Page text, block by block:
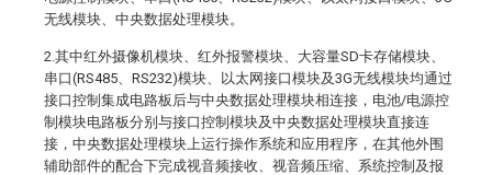
无线模块、中央数据处理模块。
2.其中红外摄像机模块、红外报警模块、大容量SD卡存储模块、
串口(RS485、RS232)模块、以太网接口模块及3G无线模块均通过
接口控制集成电路板后与中央数据处理模块相连接，电池/电源控
制模块电路板分别与接口控制模块及中央数据处理模块直接连
接，中央数据处理模块上运行操作系统和应用程序，在其他外围
辅助部件的配合下完成视音频接收、视音频压缩、系统控制及报